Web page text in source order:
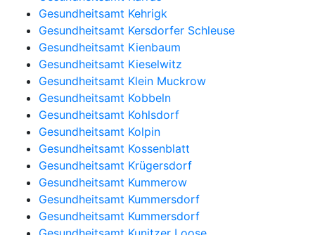
Gesundheitsamt Kehrigk
Gesundheitsamt Kersdorfer Schleuse
Gesundheitsamt Kienbaum
Gesundheitsamt Kieselwitz
Gesundheitsamt Klein Muckrow
Gesundheitsamt Kobbeln
Gesundheitsamt Kohlsdorf
Gesundheitsamt Kolpin
Gesundheitsamt Kossenblatt
Gesundheitsamt Krügersdorf
Gesundheitsamt Kummerow
Gesundheitsamt Kummersdorf
Gesundheitsamt Kummersdorf